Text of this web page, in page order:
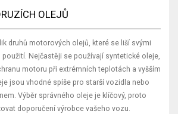
OLEJŮ
druhů motorových olejů, které se liší svými
Nejčastěji se používají syntetické oleje,
motoru při extrémních teplotách a vyšším
jsou vhodné spíše pro starší vozidla nebo
Výběr správného oleje je klíčový, proto
doporučení výrobce vašeho vozu.